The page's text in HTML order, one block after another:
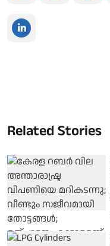
Related Stories